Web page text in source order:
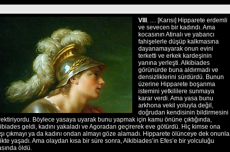
VIII . .... [Karısı] Hipparete erdemli
ve sevecen bir kadındı. Ama
kocasının Atinalı ve yabancı
fahişelerle düşüp kalkmasına
dayanamayarak onun evini
terketti ve erkek kardeşinin
yanına yerleşti. Alkibiades
görünürde buna aldırmadı ve
densizliklerini sürdürdü. Bunun
üzerine Hipparete boşanma
istemini yetkililere sunmaya
karar verdi. Ama yasa bunu
arkhona vekil yoluyla değil,
doğrudan kendisinin bildirmesini
Böylece yasaya uyarak bunu yapmak için kamu önüne çıktığında,
geldi, kadını yakaladı ve Agoradan geçirerek eve götürdü. Hiç kimse ona
çıkmayı ya da kadını ondan almayı göze alamadı. Hipparete ölünceye dek onunla
yaşadı. Ama olaydan kısa bir süre sonra, Alkibiades’in Efes’e bir yolculuğu
öldü.